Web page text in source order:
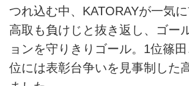
つれ込む中、KATORAYが一気
高取も負けじと抜き返し、ゴー
ョンを守りきりゴール。1位篠
位には表彰台争いを見事制した